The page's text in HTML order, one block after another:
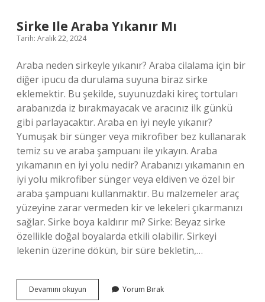
Sirke Ile Araba Yıkanır Mı
Tarih: Aralık 22, 2024
Araba neden sirkeyle yıkanır? Araba cilalama için bir
diğer ipucu da durulama suyuna biraz sirke
eklemektir. Bu şekilde, suyunuzdaki kireç tortuları
arabanızda iz bırakmayacak ve aracınız ilk günkü
gibi parlayacaktır. Araba en iyi neyle yıkanır?
Yumuşak bir sünger veya mikrofiber bez kullanarak
temiz su ve araba şampuanı ile yıkayın. Araba
yıkamanın en iyi yolu nedir? Arabanızı yıkamanın en
iyi yolu mikrofiber sünger veya eldiven ve özel bir
araba şampuanı kullanmaktır. Bu malzemeler araç
yüzeyine zarar vermeden kir ve lekeleri çıkarmanızı
sağlar. Sirke boya kaldırır mı? Sirke: Beyaz sirke
özellikle doğal boyalarda etkili olabilir. Sirkeyi
lekenin üzerine dökün, bir süre bekletin,…
Devamını okuyun
Ile
Yorum Bırak